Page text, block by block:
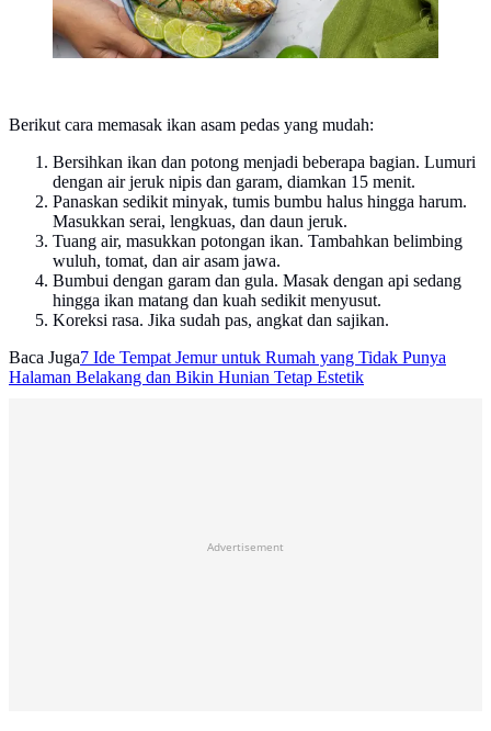
Berikut cara memasak ikan asam pedas yang mudah:
Bersihkan ikan dan potong menjadi beberapa bagian. Lumuri
dengan air jeruk nipis dan garam, diamkan 15 menit.
Panaskan sedikit minyak, tumis bumbu halus hingga harum.
Masukkan serai, lengkuas, dan daun jeruk.
Tuang air, masukkan potongan ikan. Tambahkan belimbing
wuluh, tomat, dan air asam jawa.
Bumbui dengan garam dan gula. Masak dengan api sedang
hingga ikan matang dan kuah sedikit menyusut.
Koreksi rasa. Jika sudah pas, angkat dan sajikan.
Baca Juga7 Ide Tempat Jemur untuk Rumah yang Tidak Punya
Halaman Belakang dan Bikin Hunian Tetap Estetik
Advertisement